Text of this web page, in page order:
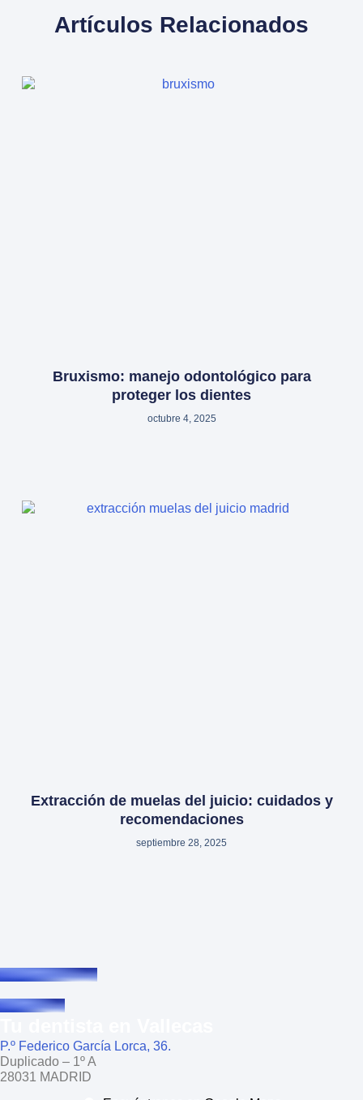
Artículos Relacionados
Bruxismo: manejo odontológico para
proteger los dientes
octubre 4, 2025
Extracción de muelas del juicio: cuidados y
recomendaciones
septiembre 28, 2025
P.º Federico García Lorca, 36.
Duplicado – 1º A
28031 MADRID